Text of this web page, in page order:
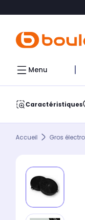
Menu
Caractéristiques
Accueil Gros